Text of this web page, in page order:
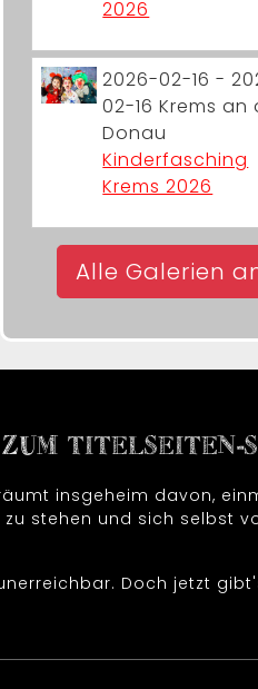
2026
2026-02-16 -
02-16 Krems an
Donau
Kinderfasching
Krems 2026
Alle Galerien
TITELSEITEN-
insgeheim davon,
stehen und sich selbst
Doch jetzt